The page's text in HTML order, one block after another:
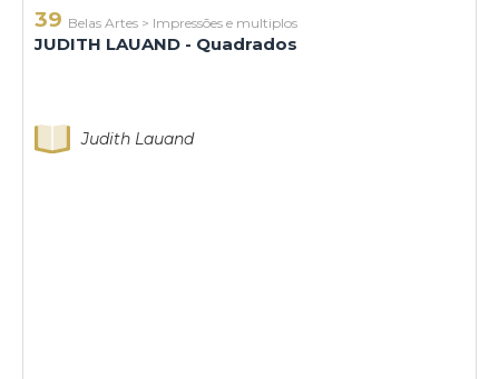
39 Belas Artes > Impressões e multiplos
JUDITH LAUAND - Quadrados
Judith Lauand